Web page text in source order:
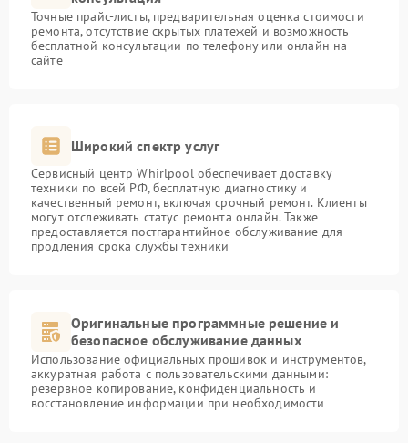
Точные прайс-листы, предварительная оценка стоимости
ремонта, отсутствие скрытых платежей и возможность
бесплатной консультации по телефону или онлайн на
сайте
Широкий спектр услуг
Сервисный центр Whirlpool обеспечивает доставку
техники по всей РФ, бесплатную диагностику и
качественный ремонт, включая срочный ремонт. Клиенты
могут отслеживать статус ремонта онлайн. Также
предоставляется постгарантийное обслуживание для
продления срока службы техники
Оригинальные программные решение и
безопасное обслуживание данных
Использование официальных прошивок и инструментов,
аккуратная работа с пользовательскими данными:
резервное копирование, конфиденциальность и
восстановление информации при необходимости